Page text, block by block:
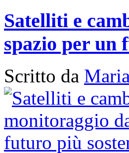
Satelliti e
spazio per un
Scritto da